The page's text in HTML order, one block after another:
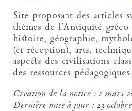
Site proposant des articles
thèmes de l’Antiquité
histoire, géographie,
(et réception), arts,
aspects des civilisations
des ressources pédagogiques.
Création de la notice :2 mars
Dernière mise à jour :23